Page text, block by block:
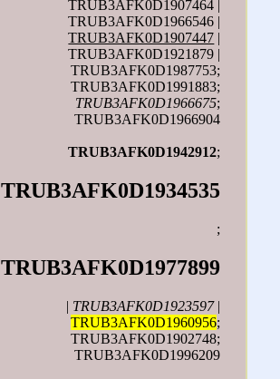
TRUB3AFK0D1907464 |
TRUB3AFK0D1966546 |
TRUB3AFK0D1907447 |
TRUB3AFK0D1921879 |
TRUB3AFK0D1987753;
TRUB3AFK0D1991883;
TRUB3AFK0D1966675;
TRUB3AFK0D1966904
TRUB3AFK0D1942912;
TRUB3AFK0D1934535
;
TRUB3AFK0D1977899
| TRUB3AFK0D1923597|
TRUB3AFK0D1960956;
TRUB3AFK0D1902748;
TRUB3AFK0D1996209